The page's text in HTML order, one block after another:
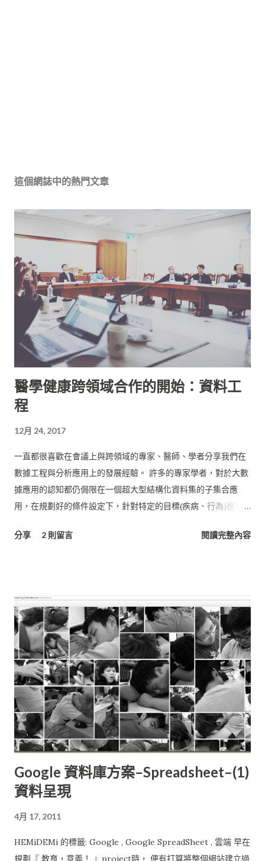
這個網誌中的熱門文章
醫學健康跨領域合作的開始：資料工
程
12月 24, 2017
一直都很喜歡在會議上與跨領域的專家、醫師、學者分享我們在
數據工程與分析應用上的發展經驗。 許多的專家學者，對於大數
據應用的認知都仍侷限在一個超大型結構化資料集的子集合應
用，在規劃好的條件設定下，針對特定的目標(疾病、行為)進行
構處理的小型資料集。 這樣的半手工處理方式，對於專一
的延宕更是麻煩。這些還不包含
分享 2 則留言 閱讀完整內容
Google 資料庫方案–Spreadsheet–(1)
資料呈現
4月 17, 2011
HEMiDEMi 的標籤: Google , Google SpreadSheet , 雲端 早在
規劃『 教育，意義！ 』project時， 便有打算將整個網站建立過